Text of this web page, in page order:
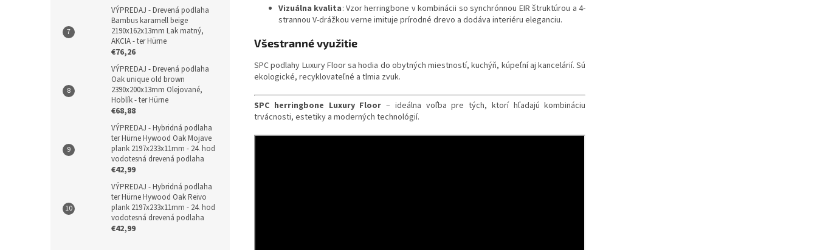
VÝPREDAJ - Drevená podlaha
Bambus karamell beige
2190x162x13mm Lak matný,
AKCIA - ter Hürne
€76,26
VÝPREDAJ - Drevená podlaha
Oak unique old brown
2390x200x13mm Olejované,
Hoblík - ter Hürne
€68,88
VÝPREDAJ - Hybridná podlaha
ter Hürne Hywood Oak Mojave
plank 2197x233x11mm - 24. hod
vodotesná drevená podlaha
€42,99
VÝPREDAJ - Hybridná podlaha
ter Hürne Hywood Oak Reivo
plank 2197x233x11mm - 24. hod
vodotesná drevená podlaha
€42,99
Vizuálna kvalita: Vzor herringbone v kombinácii so synchrónnou EIR štruktúrou a 4-
strannou V-drážkou verne imituje prírodné drevo a dodáva interiéru eleganciu.
Všestranné využitie
SPC podlahy Luxury Floor sa hodia do obytných miestností, kuchýň, kúpeľní aj kancelárií. Sú
ekologické, recyklovateľné a tlmia zvuk.
SPC herringbone Luxury Floor – ideálna voľba pre tých, ktorí hľadajú kombináciu
trvácnosti, estetiky a moderných technológií.